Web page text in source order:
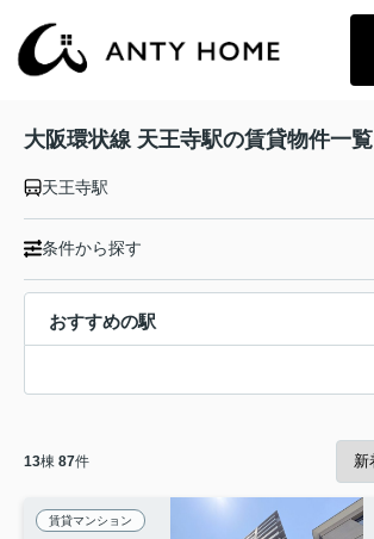
大阪環状線 天王寺駅の賃貸物件一覧
天王寺駅
条件から探す
おすすめの駅
13棟 87件
賃貸マンション